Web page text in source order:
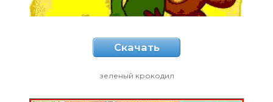
Скачать
зеленый крокодил